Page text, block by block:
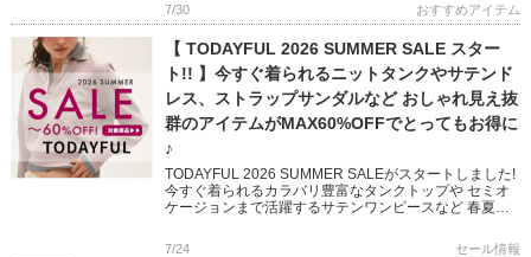
7/30 おすすめアイテム
【 TODAYFUL 2026 SUMMER SALE スター
ト!! 】今すぐ着られるニットタンクやサテンド
レス、ストラップサンダルなど おしゃれ見え抜
群のアイテムがMAX60%OFFでとってもお得に
♪
TODAYFUL 2026 SUMMER SALEがスタートしました!
今すぐ着られるカラバリ豊富なタンクトップや セミオ
ケージョンまで活躍するサテンワンピースなど 春夏の
7/24 セール情報